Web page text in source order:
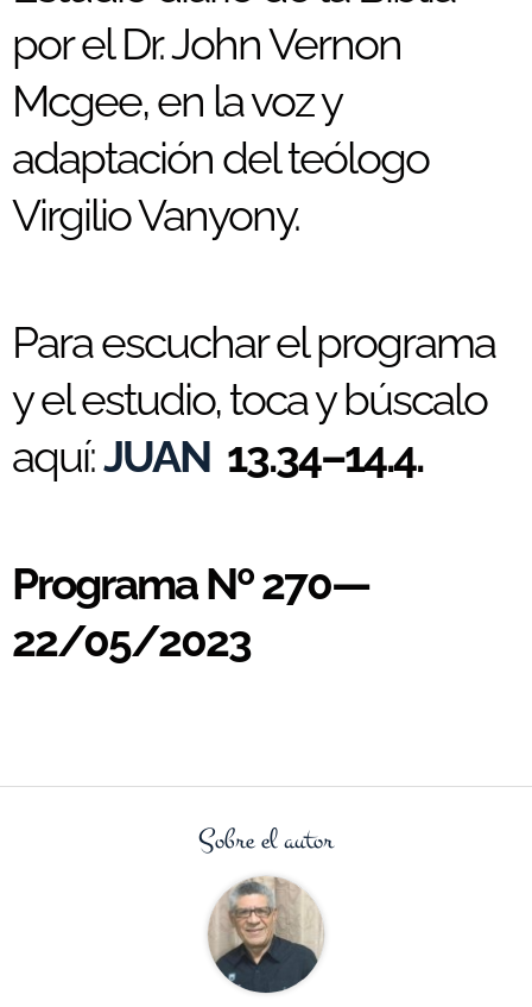
por el Dr. John Vernon
Mcgee, en la voz y
adaptación del teólogo
Virgilio Vanyony.
Para escuchar el programa
y el estudio, toca y búscalo
aquí:JUAN 13.34–14.4.
Programa Nº 270—
22/05/2023
Sobre el autor